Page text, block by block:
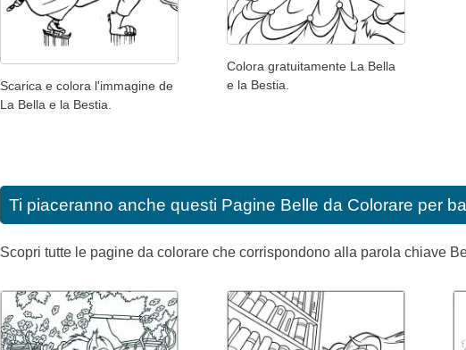
Scarica e colora l'immagine de
La Bella e la Bestia.
Colora gratuitamente La Bella
e la Bestia.
Ti piaceranno anche questi Pagine Belle da Colorare per
Scopri tutte le pagine da colorare che corrispondono alla parola chiave